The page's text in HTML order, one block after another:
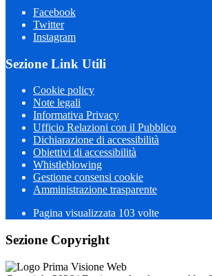
Facebook
Twitter
Instagram
Sezione Link Utili
Cookie policy
Note legali
Informativa Privacy
Ufficio Relazioni con il Pubblico
Dichiarazione di accessibilità
Obiettivi di accessibilità
Whistleblowing
Gestione consensi cookie
Amministrazione trasparente
Pagina visualizzata 103 volte
Sezione Copyright